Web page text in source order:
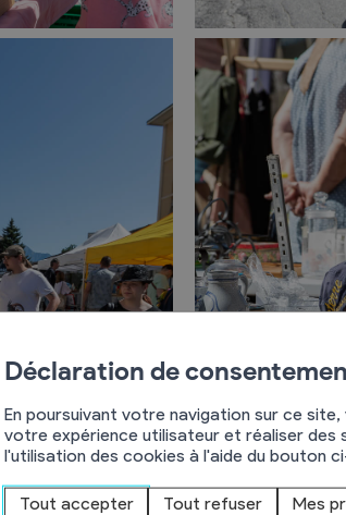
Déclaration de
En poursuivant votre navigation sur ce
votre expérience utilisateur et réaliser des
l'utilisation des cookies à l'aide du bouton
Tout accepter Tout refuser Mes